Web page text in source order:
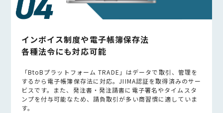
インボイス制度や電子帳簿保存法
各種法令にも対応可能
「BtoBプラットフォーム TRADE」はデータで取引、管理を
するから電子帳簿保存法に対応。JIIMA認証を取得済みのサー
ビスです。また、発注書・発注請書に電子署名やタイムスタ
ンプを付与可能なため、請負取引が多い商習慣に適していま
す。